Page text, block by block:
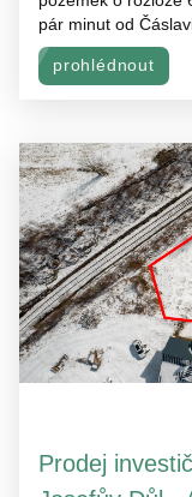
pár minut od
prohlédnout
Prodej